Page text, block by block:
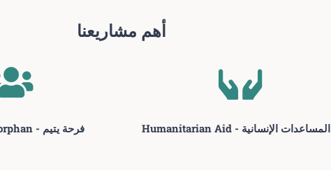
أهم مشاريعنا
The joy of an orphan - فرحة يتيم Humanitarian Aid - المساعدات الإنسانية